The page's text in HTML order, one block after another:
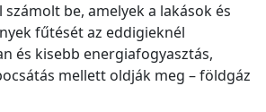
be, amelyek a lakások és
fűtését az eddigieknél
és kisebb energiafogyasztás,
mellett oldják meg – földgáz